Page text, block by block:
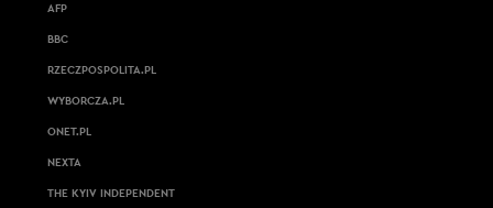
AFP
BBC
RZECZPOSPOLITA.PL
WYBORCZA.PL
ONET.PL
NEXTA
THE KYIV INDEPENDENT